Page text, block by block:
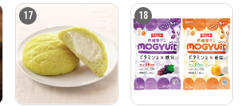
限2025年10月31
日
17 18